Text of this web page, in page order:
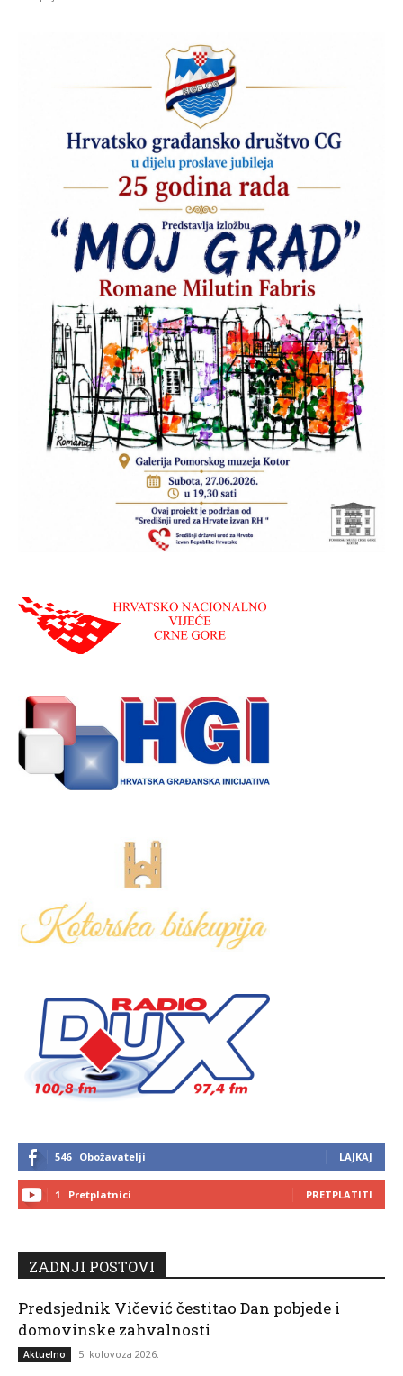
546 Obožavatelji LAJKAJ
1 Pretplatnici PRETPLATITI
ZADNJI POSTOVI
Predsjednik Vičević čestitao Dan pobjede i
domovinske zahvalnosti
Aktuelno 5. kolovoza 2026.